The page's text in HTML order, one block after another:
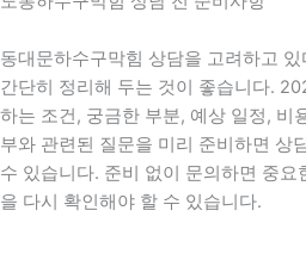
동대문하수구막힘 상담을 고려하고
간단히 정리해 두는 것이 좋습니다.
하는 조건, 궁금한 부분, 예상 일정, 비
부와 관련된 질문을 미리 준비하면 상
수 있습니다. 준비 없이 문의하면 중
을 다시 확인해야 할 수 있습니다.